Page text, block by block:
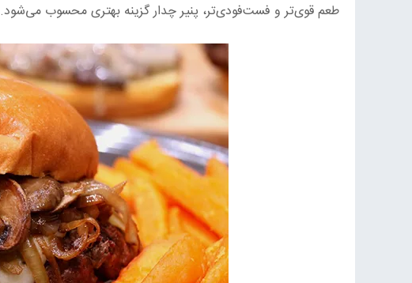
طعم قوی‌تر و فست‌فودی‌تر، پنیر چدار گزینه بهتری محسوب می‌شود.